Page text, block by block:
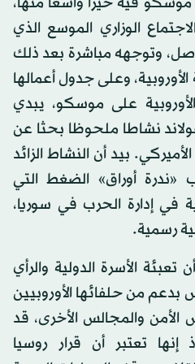
الوزاري الموسع الذي
وتوجهه مباشرة بعد ذلك
وعلى جدول أعمالها
على موسكو، يبدي
نشاطا ملحوظا بحثا عن
بيد أن النشاط الزائد
أوراق» الضغط التي
في إدارة الحرب في سوريا،
رسمية.
الأسرة الدولية والرأي
بدعم من حلفائها الأوروبيين
والمجالس الأخرى، قد
تعتبر أن قرار روسيا